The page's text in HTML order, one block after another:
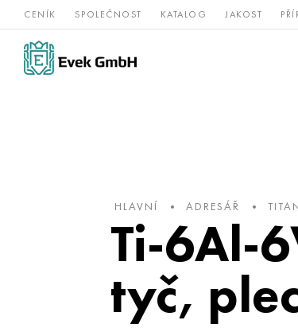
CENÍK SPOLEČNOST KATALOG JAKOST
Slitiny
niklu
nerezová
HLAVNÍ ADRESÁŘ
Ti-6Al-
tyč,